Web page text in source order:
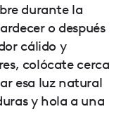
durante la
o después
cálido y
colócate cerca
esa luz natural
y hola a una